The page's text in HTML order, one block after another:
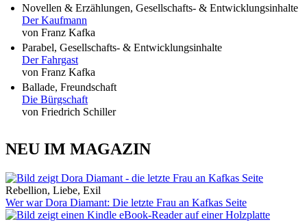
Novellen & Erzählungen, Gesellschafts- & Entwicklungsinhalte
Der Kaufmann
von Franz Kafka
Parabel, Gesellschafts- & Entwicklungsinhalte
Der Fahrgast
von Franz Kafka
Ballade, Freundschaft
Die Bürgschaft
von Friedrich Schiller
NEU IM MAGAZIN
Rebellion, Liebe, Exil
Wer war Dora Diamant: Die letzte Frau an Kafkas Seite